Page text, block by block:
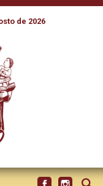
de 2026